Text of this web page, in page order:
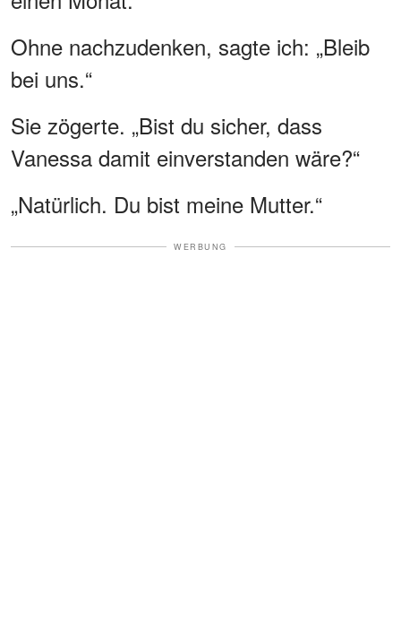
Ohne nachzudenken, sagte ich: „Bleib
bei uns.“
Sie zögerte. „Bist du sicher, dass
Vanessa damit einverstanden wäre?“
„Natürlich. Du bist meine Mutter.“
WERBUNG